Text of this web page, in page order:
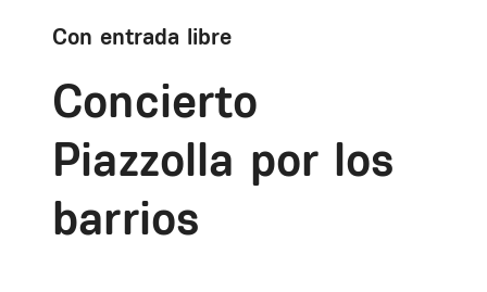
Con entrada libre
Concierto
Piazzolla por los
barrios